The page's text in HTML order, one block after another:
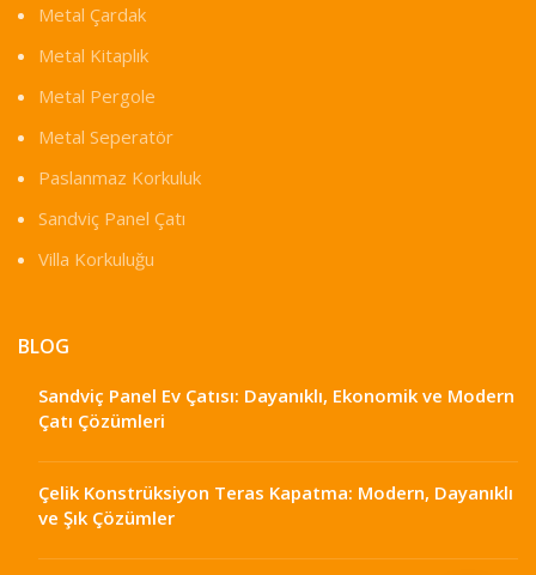
Metal Çardak
Metal Kitaplık
Metal Pergole
Metal Seperatör
Paslanmaz Korkuluk
Sandviç Panel Çatı
Villa Korkuluğu
BLOG
Sandviç Panel Ev Çatısı: Dayanıklı, Ekonomik ve Modern
Çatı Çözümleri
Çelik Konstrüksiyon Teras Kapatma: Modern, Dayanıklı
ve Şık Çözümler